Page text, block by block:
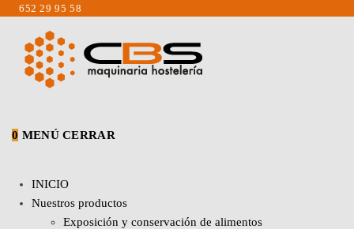
Saltar
contenido
652 29 95 58
0 MENÚ CERRAR
INICIO
Nuestros productos
Exposición y conservación de alimentos